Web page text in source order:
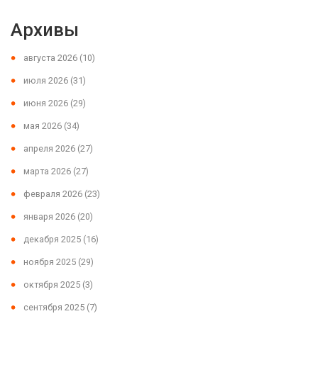
Архивы
августа 2026 (10)
июля 2026 (31)
июня 2026 (29)
мая 2026 (34)
апреля 2026 (27)
марта 2026 (27)
февраля 2026 (23)
января 2026 (20)
декабря 2025 (16)
ноября 2025 (29)
октября 2025 (3)
сентября 2025 (7)